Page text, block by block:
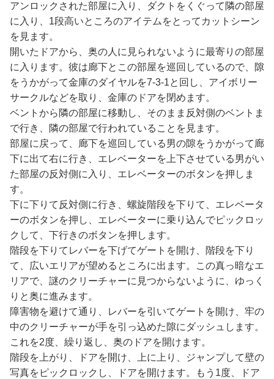
アンロックされた部屋に入り、ダクトをくぐって隣の部屋
に入り、1段高いところのアイテムをとってカットシーン
を見ます。
開いたドアから、奥の人に見られないように最寄りの部屋
に入ります。彼は廊下とこの部屋を巡回しているので、隙
をうかがって金庫のダイヤルを7-3-1と回し、アイボリー
サークルなどを取り、金庫のドアを閉めます。
ベントから隣の部屋に移動し、そのまま反対側のベントま
で行き、隣の部屋で行われていることを見ます。
部屋に戻って、廊下を巡回している男の隙をうかがって廊
下に出て右に行き、エレベーターを上下させている男がい
た部屋の反対側に入り、エレベーターのボタンを押しま
す。
下に下りて反対側に行き、螺旋階段を下りて、エレベータ
ーのボタンを押し、エレベーターに乗り込んでピックロッ
クして、下行きのボタンを押します。
階段を下りてレバーを下げてゲートを開け、階段を下り
て、広いエリアが望めるところに出ます。この真っ暗なエ
リアで、謎のクリーチャーに見つからないように、ゆっく
りと奥に進みます。
障害物を避けて通り、レバーを引いてゲートを開け、牢の
中のクリーチャーが手を引っ込めた隙にダッシュします。
これを2度、繰り返し、奥のドアを開けます。
階段を上がり、ドアを開け、上に上り、ジャンプして壁の
写真をピックロックし、ドアを開けます。もう1度、ドア